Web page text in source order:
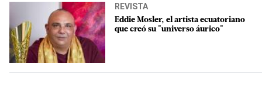
REVISTA
Eddie Mosler, el artista ecuatoriano
que creó su "universo áurico"